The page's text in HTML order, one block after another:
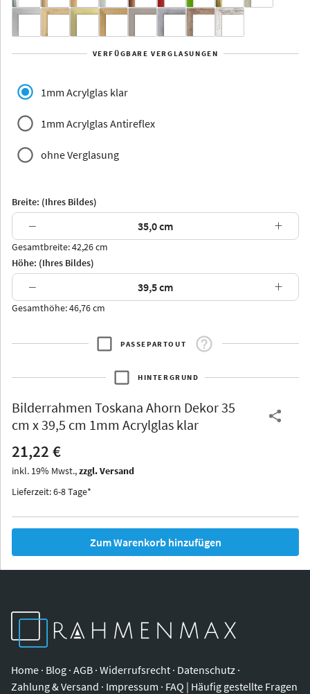
Yukon Alaska
Jersey Dauphine
Arran Luzern
Thurgau
Iowa
VERFÜGBARE VERGLASUNGEN
1mm Acrylglas klar
1mm Acrylglas Antireflex
ohne Verglasung
Breite: (Ihres Bildes)
− +
Gesamtbreite: 42,26 cm
Höhe: (Ihres Bildes)
− +
Gesamthöhe: 46,76 cm
PASSEPARTOUT
HINTERGRUND
Bilderrahmen Toskana Ahorn Dekor 35
cm x 39,5 cm 1mm Acrylglas klar
21,22 €
inkl. 19% Mwst.,zzgl. Versand
Lieferzeit: 6-8 Tage*
Zum Warenkorb hinzufügen
Home · Blog · AGB · Widerrufsrecht · Datenschutz ·
Zahlung & Versand · Impressum · FAQ | Häufig gestellte Fragen